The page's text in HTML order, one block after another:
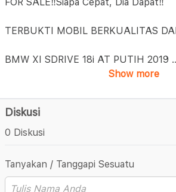
TERBUKTI MOBIL BERKUALITAS
BMW XI SDRIVE 18i AT PUTIH 2019
Show more
Diskusi
0 Diskusi
Tanyakan / Tanggapi Sesuatu